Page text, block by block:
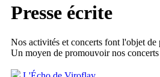
Presse écrite
Nos activités et concerts font l'objet de
Un moyen de promouvoir nos